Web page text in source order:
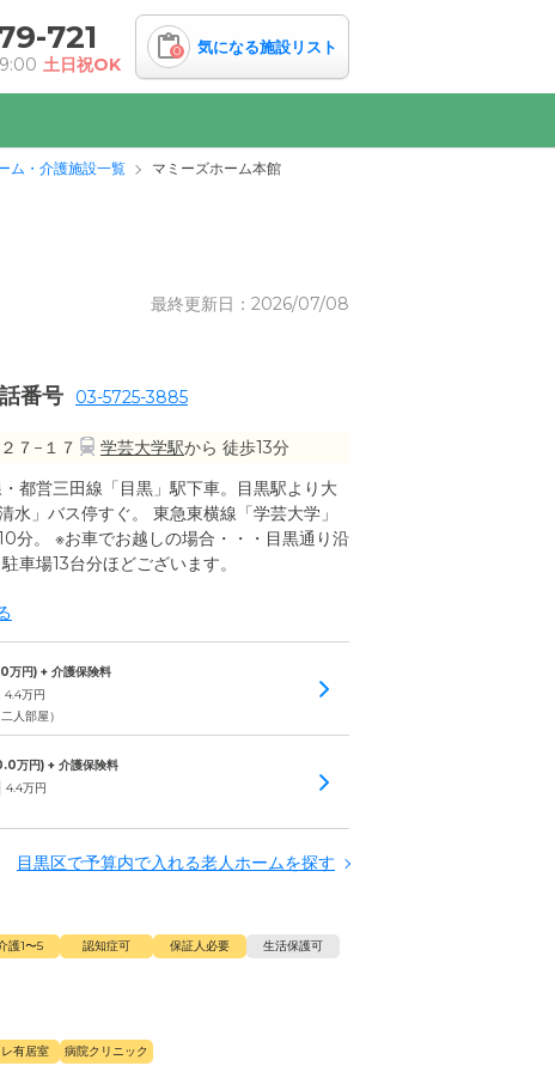
721
土日祝OK
0 気になる施設リスト
ム・介護施設一覧 マミーズホーム本館
最終更新日：2026/07/08
番号 03-5725-3885
７−１７ 学芸大学駅から 徒歩13分
都営三田線「目黒」駅下車。目黒駅より大
水」バス停すぐ。 東急東横線「学芸大学」
分。 ※お車でお越しの場合・・・目黒通り沿
車場13台分ほどございます。
万円) + 介護保険料
4.4万円
人部屋）
万円) + 介護保険料
4.4万円
目黒区で予算内で入れる老人ホームを探す
護1〜5 認知症可 保証人必要
生活保護可
レ有居室 病院クリニック